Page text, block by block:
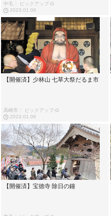
中毛 〉ピックアップ-G
2023.01.06
【開催済】少林山 七草大祭だるま市
高崎市 〉ピックアップ-G
2023.01.06
【開催済】宝徳寺 除日の鐘